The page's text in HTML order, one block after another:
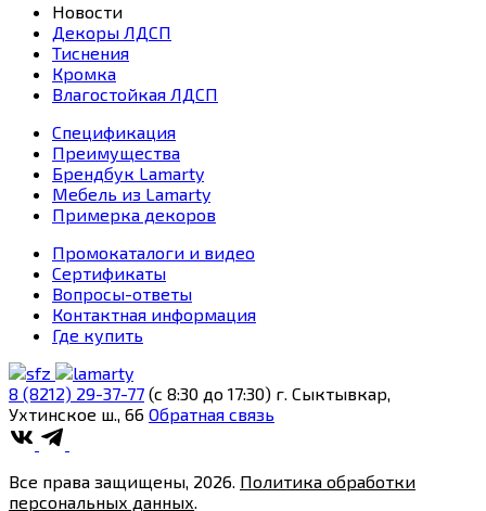
Новости
Декоры ЛДСП
Тиснения
Кромка
Влагостойкая ЛДСП
Спецификация
Преимущества
Брендбук Lamarty
Мебель из Lamarty
Примерка декоров
Промокаталоги и видео
Сертификаты
Вопросы-ответы
Контактная информация
Где купить
8 (8212) 29-37-77 (c 8:30 до 17:30) г. Сыктывкар,
Ухтинское ш., 66 Обратная связь
Все права защищены, 2026. Политика обработки
персональных данных.